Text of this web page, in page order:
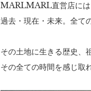
MARLMARL直営店には
過去・現在・未来。全て
その土地に生きる歴史、
その全ての時間を感じ取